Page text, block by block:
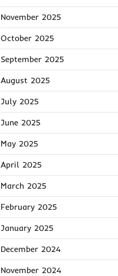
November 2025
October 2025
September 2025
August 2025
July 2025
June 2025
May 2025
April 2025
March 2025
February 2025
January 2025
December 2024
November 2024